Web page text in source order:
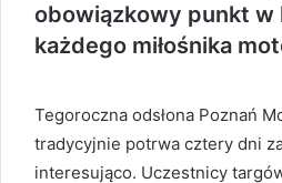
obowiązkowy punkt w
każdego miłośnika
Tegoroczna odsłona Poznań
tradycyjnie potrwa cztery dni
interesująco. Uczestnicy